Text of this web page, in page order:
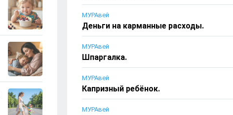
МУРАвей
Деньги на карманные расходы.
МУРАвей
Шпаргалка.
МУРАвей
Капризный ребёнок.
МУРАвей